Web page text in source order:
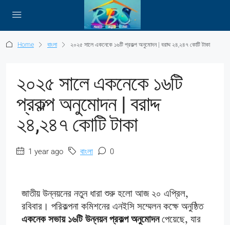
Home বাংলা ২০২৫ সালে একনেকে ১৬টি প্রকল্প অনুমোদন | বরাদ্দ ২৪,২৪৭ কোটি টাকা
২০২৫ সালে একনেকে ১৬টি
প্রকল্প অনুমোদন | বরাদ্দ
২৪,২৪৭ কোটি টাকা
1 year ago বাংলা 0
জাতীয় উন্নয়নের নতুন ধারা শুরু হলো আজ ২০ এপ্রিল,
রবিবার। পরিকল্পনা কমিশনের এনইসি সম্মেলন কক্ষে অনুষ্ঠিত
একনেক সভায় ১৬টি উন্নয়ন প্রকল্প অনুমোদনপেয়েছে, যার